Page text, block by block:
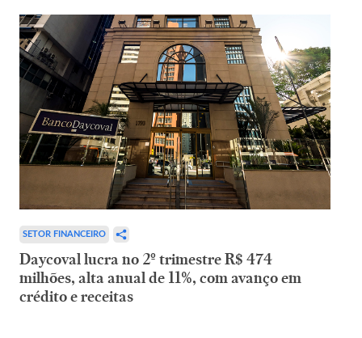
SETOR FINANCEIRO
Daycoval lucra no 2º trimestre R$ 474
milhões, alta anual de 11%, com avanço em
crédito e receitas